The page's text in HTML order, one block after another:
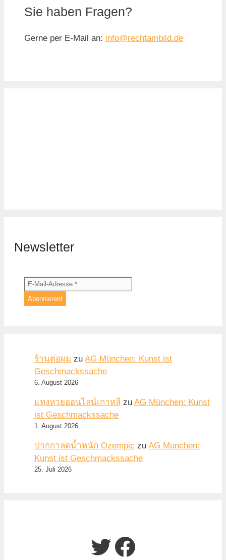
Sie haben Fragen?
Gerne per E-Mail an: info@rechtambild.de
Newsletter
ร้านต่อผม zu AG München: Kunst ist
Geschmackssache
6. August 2026
แทงหวยออนไลน์เกาหลี zu AG München: Kunst
ist Geschmackssache
1. August 2026
ปากกาลดน้ำหนัก Ozempic zu AG München:
Kunst ist Geschmackssache
25. Juli 2026
Twitter
Facebook